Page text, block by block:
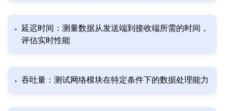
延迟时间：测量数据从发送端到接收端所需的时间，
评估实时性能
吞吐量：测试网络模块在特定条件下的数据处理能力